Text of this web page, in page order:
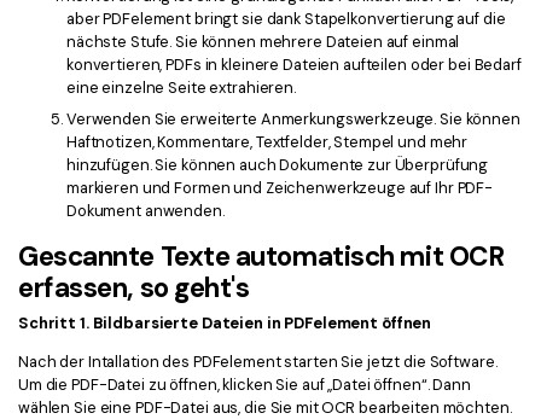
aber PDFelement bringt sie dank Stapelkonvertierung auf die
nächste Stufe. Sie können mehrere Dateien auf einmal
konvertieren, PDFs in kleinere Dateien aufteilen oder bei Bedarf
eine einzelne Seite extrahieren.
Verwenden Sie erweiterte Anmerkungswerkzeuge. Sie können
Haftnotizen, Kommentare, Textfelder, Stempel und mehr
hinzufügen. Sie können auch Dokumente zur Überprüfung
markieren und Formen und Zeichenwerkzeuge auf Ihr PDF-
Dokument anwenden.
Gescannte Texte automatisch mit OCR
erfassen, so geht's
Schritt 1. Bildbarsierte Dateien in PDFelement öffnen
Nach der Intallation des PDFelement starten Sie jetzt die Software.
Um die PDF-Datei zu öffnen, klicken Sie auf „Datei öffnen“. Dann
wählen Sie eine PDF-Datei aus, die Sie mit OCR bearbeiten möchten.